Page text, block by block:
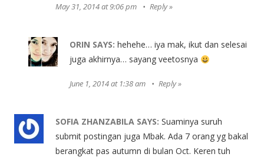
May 31, 2014 at 9:06 pm Reply
ORIN SAYS: hehehe… iya mak, ikut dan selesai
juga akhirnya… sayang veetosnya
June 1, 2014 at 1:38 am Reply
SOFIA ZHANZABILA SAYS: Suaminya suruh
submit postingan juga Mbak. Ada 7 orang yg bakal
berangkat pas autumn di bulan Oct. Keren tuh